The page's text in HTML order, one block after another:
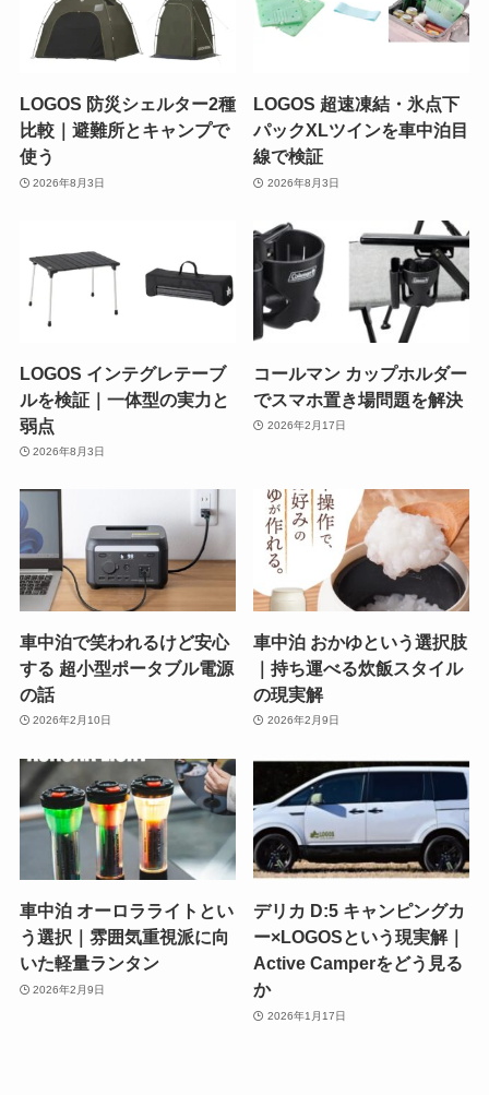
LOGOS 防災シェルター2種
比較｜避難所とキャンプで
使う
2026年8月3日
LOGOS 超速凍結・氷点下
パックXLツインを車中泊目
線で検証
2026年8月3日
LOGOS インテグレテーブ
ルを検証｜一体型の実力と
弱点
2026年8月3日
コールマン カップホルダー
でスマホ置き場問題を解決
2026年2月17日
車中泊で笑われるけど安心
する 超小型ポータブル電源
の話
2026年2月10日
車中泊 おかゆという選択肢
｜持ち運べる炊飯スタイル
の現実解
2026年2月9日
車中泊 オーロラライトとい
う選択｜雰囲気重視派に向
いた軽量ランタン
2026年2月9日
デリカ D:5 キャンピングカ
ー×LOGOSという現実解｜
Active Camperをどう見る
か
2026年1月17日